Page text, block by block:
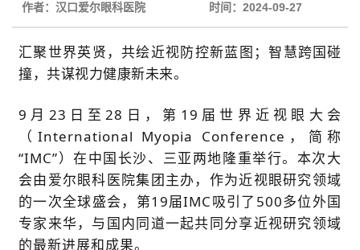
作者：汉口爱尔眼科医院 时间：2024-09-27
汇聚世界英贤，共绘近视防控新蓝图；智慧跨国碰
撞，共谋视力健康新未来。
9月23日至28日，第19届世界近视眼大会
（International Myopia Conference，简称
“IMC”）在中国长沙、三亚两地隆重举行。本次大
会由爱尔眼科医院集团主办，作为近视眼研究领域
的一次全球盛会，第19届IMC吸引了500多位外国
专家来华，与国内同道一起共同分享近视研究领域
的最新进展和成果。